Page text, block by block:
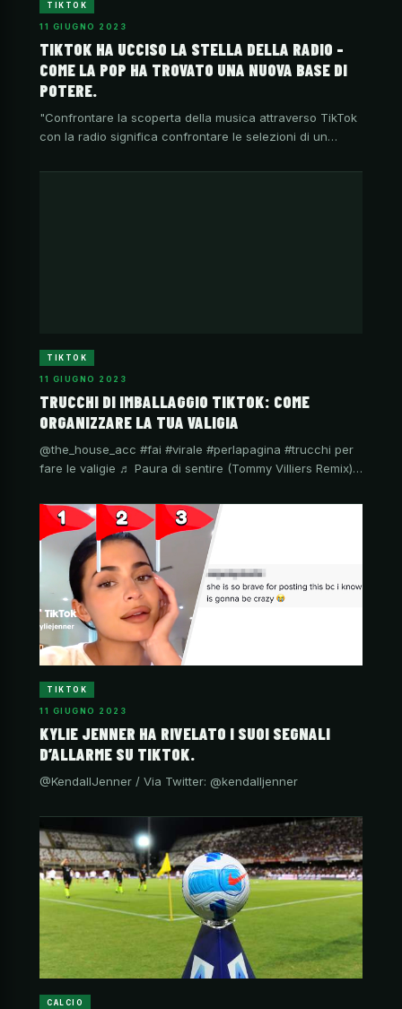
TIKTOK
11 GIUGNO 2023
TIKTOK HA UCCISO LA STELLA DELLA RADIO –
COME LA POP HA TROVATO UNA NUOVA BASE DI
POTERE.
"Confrontare la scoperta della musica attraverso TikTok
con la radio significa confrontare le selezioni di un…
TIKTOK
11 GIUGNO 2023
TRUCCHI DI IMBALLAGGIO TIKTOK: COME
ORGANIZZARE LA TUA VALIGIA
@the_house_acc #fai #virale #perlapagina #trucchi per
fare le valigie ♬ Paura di sentire (Tommy Villiers Remix)…
TIKTOK
11 GIUGNO 2023
KYLIE JENNER HA RIVELATO I SUOI SEGNALI
D’ALLARME SU TIKTOK.
@KendallJenner / Via Twitter: @kendalljenner
CALCIO